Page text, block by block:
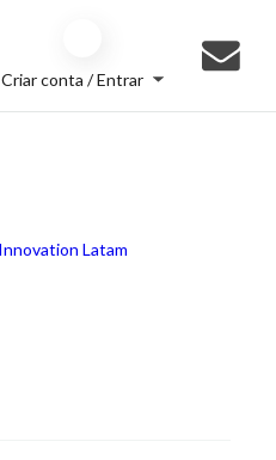
Criar conta / Entrar